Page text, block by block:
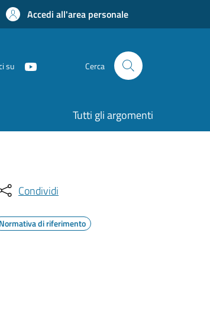
Accedi all'area personale
su Cerca
Tutti gli argomenti
Condividi
Normativa di riferimento